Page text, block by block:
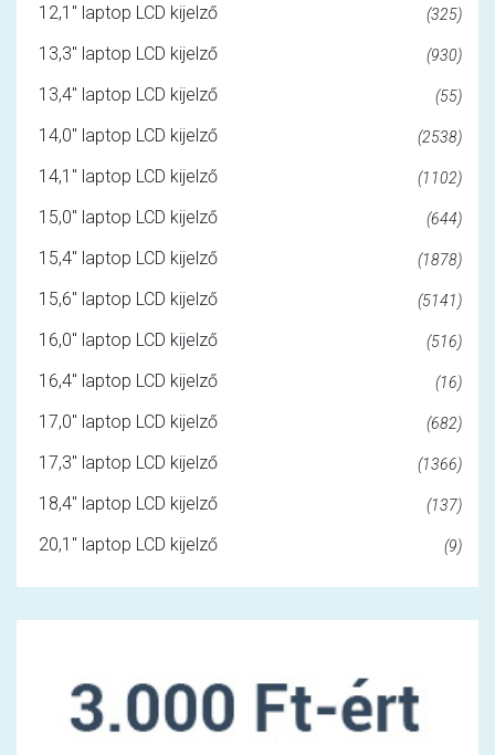
12,1" laptop LCD kijelző (325)
13,3" laptop LCD kijelző (930)
13,4" laptop LCD kijelző (55)
14,0" laptop LCD kijelző (2538)
14,1" laptop LCD kijelző (1102)
15,0" laptop LCD kijelző (644)
15,4" laptop LCD kijelző (1878)
15,6" laptop LCD kijelző (5141)
16,0" laptop LCD kijelző (516)
16,4" laptop LCD kijelző (16)
17,0" laptop LCD kijelző (682)
17,3" laptop LCD kijelző (1366)
18,4" laptop LCD kijelző (137)
20,1" laptop LCD kijelző (9)